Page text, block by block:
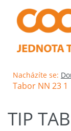
Nacházíte se:
Tabor NN 23 1
TIP